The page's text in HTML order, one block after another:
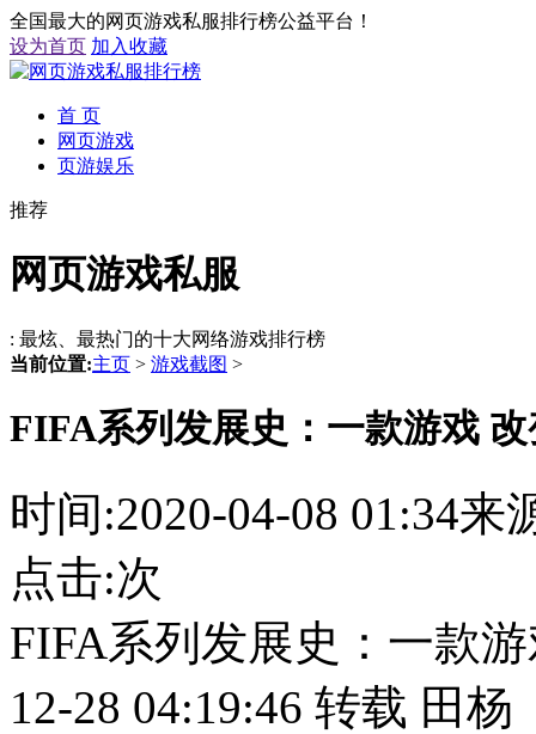
全国最大的网页游戏私服排行榜公益平台！
设为首页 加入收藏
首 页
网页游戏
页游娱乐
推荐
网页游戏私服
: 最炫、最热门的十大网络游戏排行榜
当前位置:主页 > 游戏截图 >
FIFA系列发展史：一款游戏
时间:2020-04-08 01:34
点击:次
FIFA系列发展史：一款
12-28 04:19:46 转载 田